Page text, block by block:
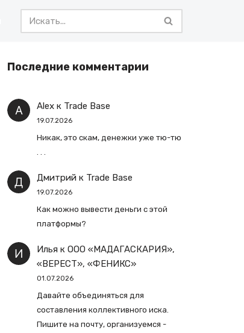
Последние комментарии
Alexк Trade Base
19.07.2026
Никак, это скам, денежки уже тю-тю
Дмитрийк Trade Base
19.07.2026
Как можно вывести деньги с этой
платформы?
Ильяк ООО «МАДАГАСКАРИЯ»,
«ВЕРЕСТ», «ФЕНИКС»
01.07.2026
Давайте объединяться для
составления коллективного иска.
Пишите на почту, организуемся -